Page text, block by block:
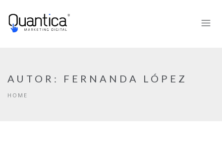
AUTOR: FERNANDA LÓPEZ
HOME